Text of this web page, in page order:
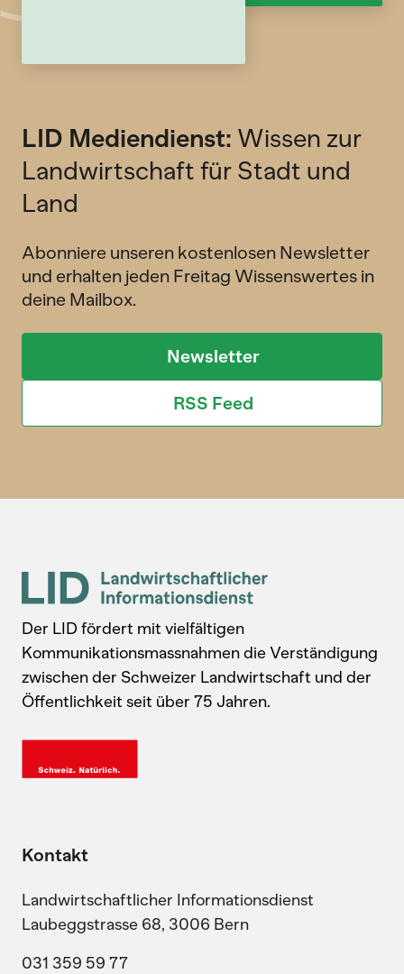
LID Mediendienst: Wissen zur
Landwirtschaft für Stadt und
Land
Abonniere unseren kostenlosen Newsletter
und erhalten jeden Freitag Wissenswertes in
deine Mailbox.
Newsletter
RSS Feed
Der LID fördert mit vielfältigen
Kommunikationsmassnahmen die Verständigung
zwischen der Schweizer Landwirtschaft und der
Öffentlichkeit seit über 75 Jahren.
Kontakt
Landwirtschaftlicher Informationsdienst
Laubeggstrasse 68, 3006 Bern
031 359 59 77